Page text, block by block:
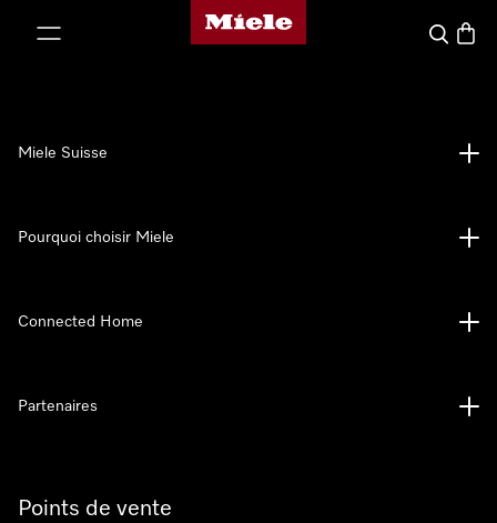
Page d'accueil de Miele
Search
Points de vente
Miele Suisse
Pourquoi choisir Miele
Connected Home
Partenaires